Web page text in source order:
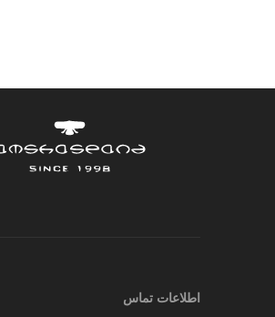
اطلاعات تماس